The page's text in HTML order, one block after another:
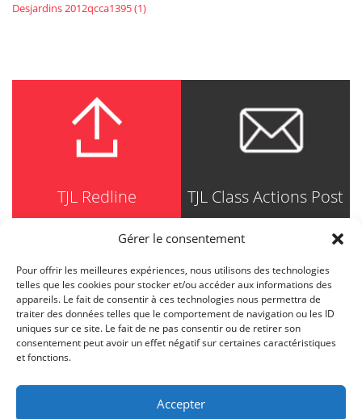
Gérer le consentement
Pour offrir les meilleures expériences, nous utilisons des technologies
telles que les cookies pour stocker et/ou accéder aux informations des
appareils. Le fait de consentir à ces technologies nous permettra de
traiter des données telles que le comportement de navigation ou les ID
uniques sur ce site. Le fait de ne pas consentir ou de retirer son
consentement peut avoir un effet négatif sur certaines caractéristiques
et fonctions.
Accepter
Desjardins 2012qcca1395 (1)
TJL Redline TJL Class Actions Post
TRUDEL JOHNSTON & LESPÉRANCE
Avocats / Barristers & Solicitors
750, Côte de la Place d'Armes, Suite 90
Montréal (Quebec) H2Y 2X8
T514 871-8385
1-844-588-8385
info@tjl.quebec